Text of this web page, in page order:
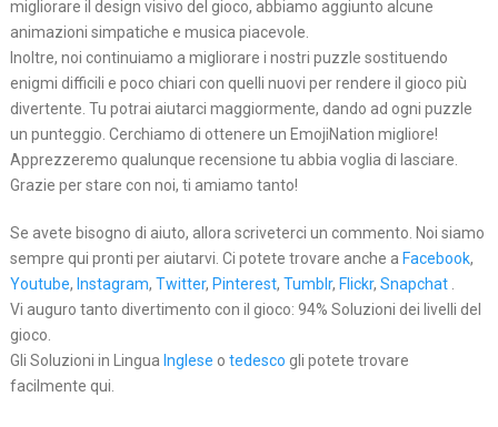
migliorare il design visivo del gioco, abbiamo aggiunto alcune
animazioni simpatiche e musica piacevole.
Inoltre, noi continuiamo a migliorare i nostri puzzle sostituendo
enigmi difficili e poco chiari con quelli nuovi per rendere il gioco più
divertente. Tu potrai aiutarci maggiormente, dando ad ogni puzzle
un punteggio. Cerchiamo di ottenere un EmojiNation migliore!
Apprezzeremo qualunque recensione tu abbia voglia di lasciare.
Grazie per stare con noi, ti amiamo tanto!
Se avete bisogno di aiuto, allora scriveterci un commento. Noi siamo
sempre qui pronti per aiutarvi. Ci potete trovare anche a Facebook,
Youtube, Instagram, Twitter, Pinterest, Tumblr, Flickr, Snapchat.
Vi auguro tanto divertimento con il gioco: 94% Soluzioni dei livelli del
gioco.
Gli Soluzioni in Lingua Inglese o tedesco gli potete trovare
facilmente qui.